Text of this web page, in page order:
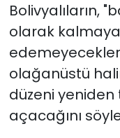
Bolivyalıların,
olarak
olağanüstü
düzeni
açacağını
YAŞAM
Yazarlar